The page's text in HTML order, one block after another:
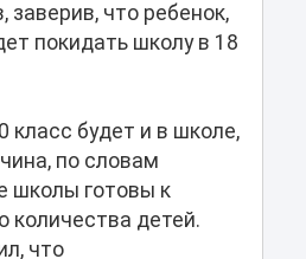
заверив, что ребенок,
покидать школу в 18
класс будет и в школе,
по словам
школы готовы к
количества детей.
что